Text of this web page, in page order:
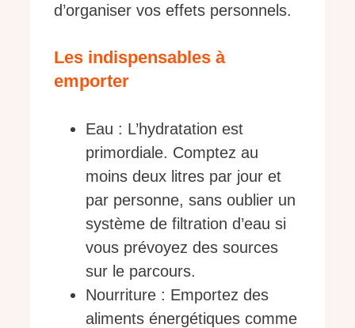
d’organiser vos effets personnels.
Les indispensables à
emporter
Eau : L’hydratation est
primordiale. Comptez au
moins deux litres par jour et
par personne, sans oublier un
système de filtration d’eau si
vous prévoyez des sources
sur le parcours.
Nourriture : Emportez des
aliments énergétiques comme